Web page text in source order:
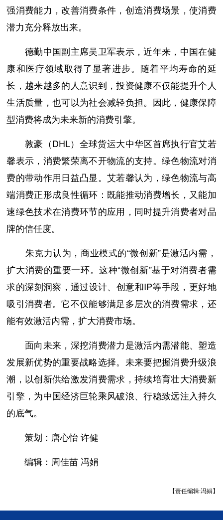
强消费能力，改善消费条件，创造消费场景，使消费
潜力充分释放出来。
德勤中国副主席吴卫军表示，近年来，中国在健
康和医疗领域取得了显著进步。随着平均寿命的延
长，越来越多的人意识到，投资健康不仅能提升个人
生活质量，也可以为社会减轻负担。因此，健康保障
型消费将成为未来新的消费引擎。
敦豪（DHL）全球货运大中华区首席执行官艾若
馨表示，消费繁荣离不开物流的支持。绿色物流对消
费的带动作用日益凸显。艾若馨认为，绿色物流与高
端消费正形成良性循环：既能推动消费增长，又能加
速绿色技术在消费环节的应用，同时提升消费者对品
牌的信任度。
朱克力认为，商业模式的“微创新”是激活内需，
扩大消费的重要一环。这种“微创新”基于对消费者需
求的深刻洞察，通过设计、创意和IP等手段，更好地
吸引消费者。它不仅能够满足多层次的消费需求，还
能有效激活内需，扩大消费市场。
面向未来，深挖消费潜力是激活内需潜能、塑造
发展新优势的重要战略选择。未来要把握消费升级浪
潮，以创新供给激发消费需求，持续培育壮大消费新
引擎，为中国经济巨轮乘风破浪、行稳致远注入持久
的底气。
策划：唐心怡 许健
编辑：周佳苗 冯娟
【责任编辑:冯娟】